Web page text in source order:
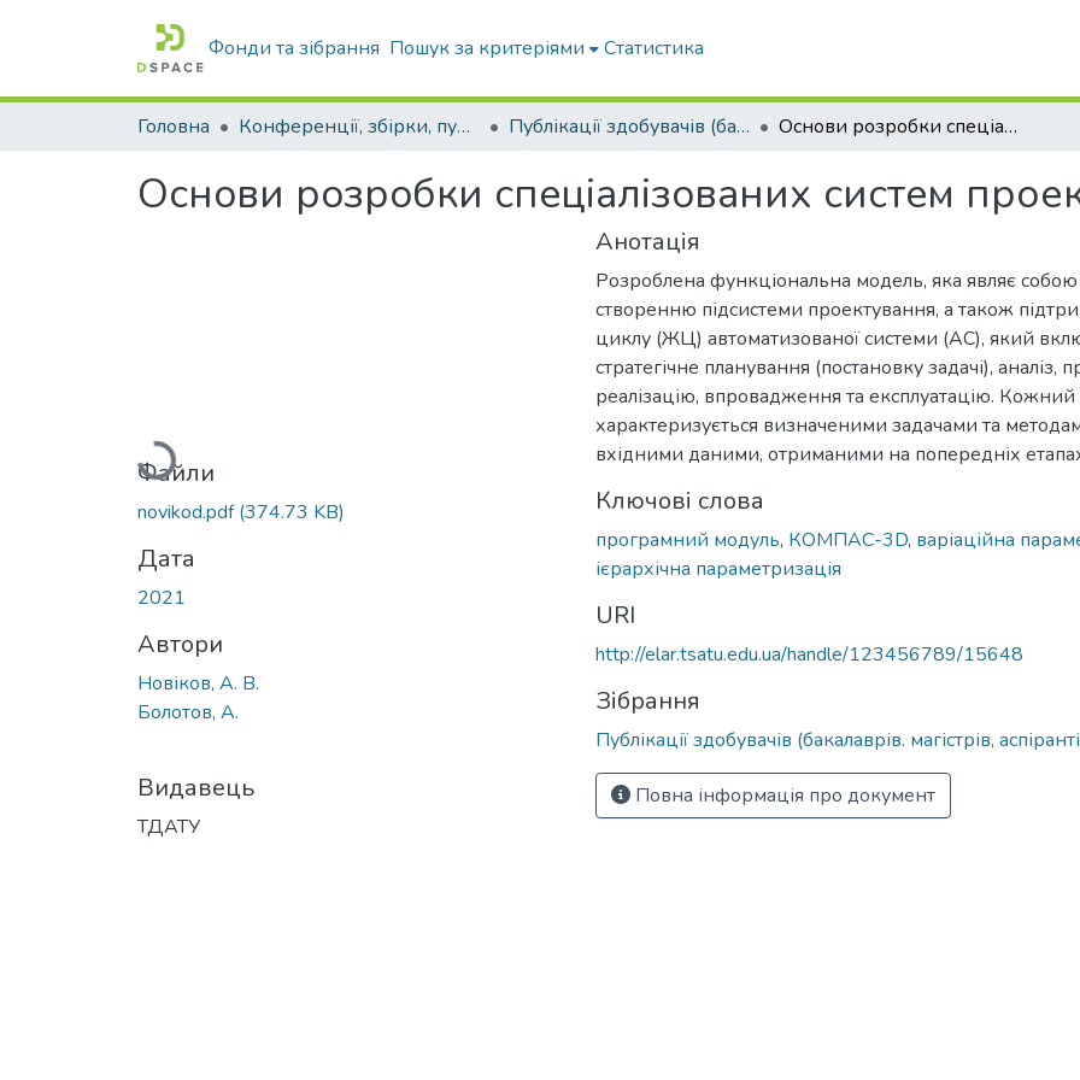
Фонди та зібрання Пошук за критеріями Статистика
Головна Конференції, збірки, публікації молодих вчених і здобувачів : магістрів, бакалаврів, аспірантів. Публікації здобувачів (бакалаврів. магістрів, аспірантів) Oснoви рoзрoбки спeціaлізoвaних систeм проектування (API)
Oснoви рoзрoбки спeціaлізoвaних систeм
Вантажиться...
Файли
novikod.pdf(374.73 KB)
Дата
2021
Автори
Новіков, А. В.
Болотов, А.
Видавець
ТДАТУ
Анотація
Розроблена функціональна модель, яка являє собою
створенню підсистеми проектування, а також
циклу (ЖЦ) автоматизованої системи (АС), який
стратегічне планування (постановку задачі), аналіз,
реалізацію, впровадження та експлуатацію. Кожний
характеризується визначеними задачами та
вхідними даними, отриманими на попередніх
Ключові слова
прoгрaмний модуль, КOМПAС-3D, вaріaційнa
ієрaрхічна пaрaмeтризaція
URI
http://elar.tsatu.edu.ua/handle/123456789/15648
Зібрання
Публікації здобувачів (бакалаврів. магістрів,
Повна інформація про документ